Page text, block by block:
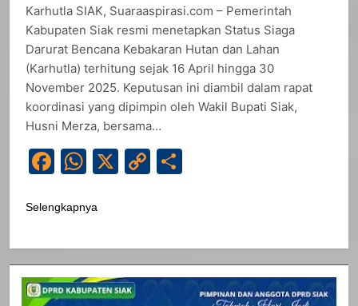
Karhutla SIAK, Suaraaspirasi.com – Pemerintah
Kabupaten Siak resmi menetapkan Status Siaga
Darurat Bencana Kebakaran Hutan dan Lahan
(Karhutla) terhitung sejak 16 April hingga 30
November 2025. Keputusan ini diambil dalam rapat
koordinasi yang dipimpin oleh Wakil Bupati Siak,
Husni Merza, bersama…
Facebook
WhatsApp
X
Copy
Selengkapnya